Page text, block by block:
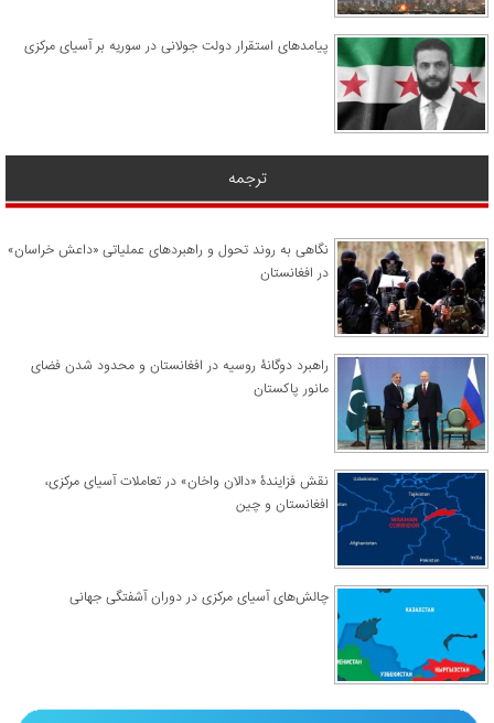
پیامدهای استقرار دولت جولانی در سوریه بر آسیای مرکزی
ترجمه
نگاهی به روند تحول و راهبردهای عملیاتی «داعش خراسان»
در افغانستان
راهبرد دوگانۀ روسیه در افغانستان و محدود شدن فضای
مانور پاکستان
نقش فزایندۀ «دالان واخان» در تعاملات آسیای مرکزی،
افغانستان و چین
چالش‌های آسیای مرکزی در دوران آشفتگی جهانی